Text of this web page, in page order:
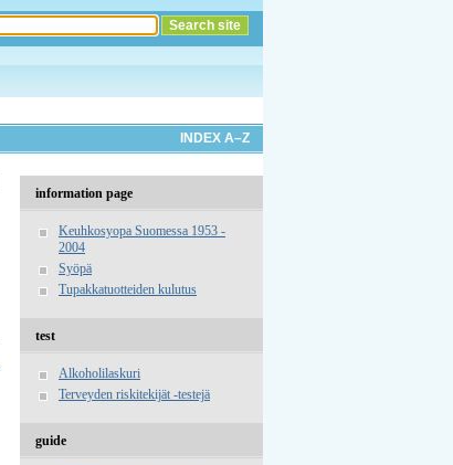
INDEX A–Z
information page
Keuhkosyopa Suomessa 1953 -
2004
Syöpä
Tupakkatuotteiden kulutus
test
Alkoholilaskuri
Terveyden riskitekijät -testejä
guide